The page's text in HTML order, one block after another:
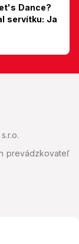
Dance?
servítku: Ja
prevádzkovateľ